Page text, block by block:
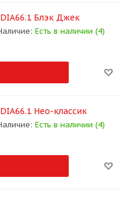
Блэк Джек
Есть в наличии (4)
Нео-классик
Есть в наличии (4)